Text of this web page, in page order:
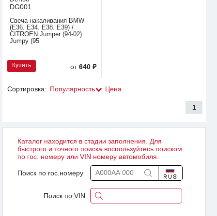
DG001
Свеча накаливания BMW
(E36. E34. E38. E39) /
CITROEN Jumper (94-02).
Jumpy (95
Купить от640 ₽
Сортировка: Популярность Цена
1
Каталог находится в стадии заполнения. Для
быстрого и точного поиска воспользуйтесь поиском
по гос. номеру или VIN номеру автомобиля.
Поиск по гос.номеру
Поиск по VIN